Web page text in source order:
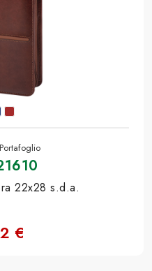
Portafoglio
22x28 s.d.a.
€